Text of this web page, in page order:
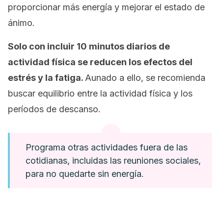
proporcionar más energía y mejorar el estado de
ánimo.
Solo con incluir 10 minutos diarios de
actividad física se reducen los efectos del
estrés y la fatiga. Aunado a ello, se recomienda
buscar equilibrio entre la actividad física y los
períodos de descanso.
Programa otras actividades fuera de las
cotidianas, incluidas las reuniones sociales,
para no quedarte sin energía.